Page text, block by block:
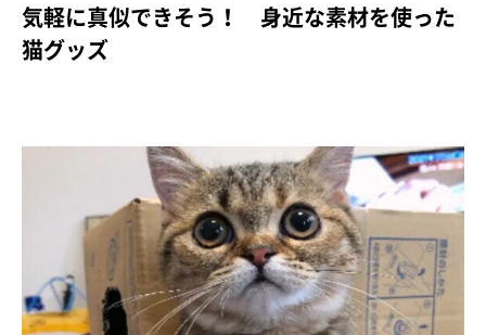
気軽に真似できそう！ 身近な素材を使った
猫グッズ